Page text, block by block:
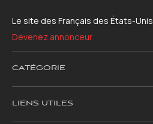
Le site des Français des États-Unis
Devenez annonceur
CATÉGORIE
LIENS UTILES